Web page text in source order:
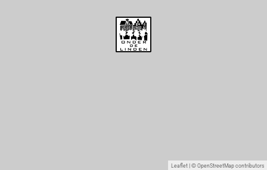
Leaflet| ©OpenStreetMapcontributors